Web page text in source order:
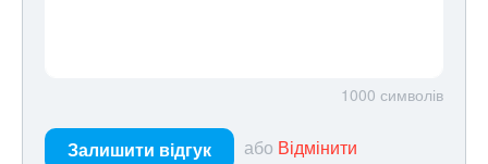
1000 символів
Залишити відгук або Відмінити